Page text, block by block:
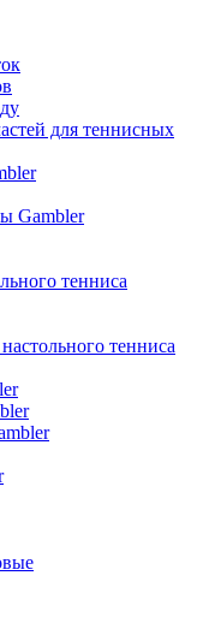
для теннисных
Gambler
тенниса
тенниса